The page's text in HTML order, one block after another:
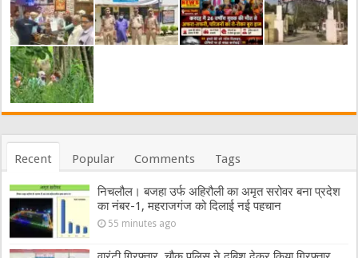
Recent Popular Comments Tags
निचलौल। बजहा उर्फ अहिरौली का अमृत सरोवर बना प्रदेश
का नंबर-1, महराजगंज को दिलाई नई पहचान
55 minutes ago